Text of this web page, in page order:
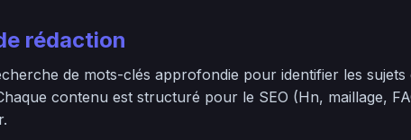
rédaction
de mots-clés approfondie pour identifier les sujets
contenu est structuré pour le SEO (Hn, maillage,